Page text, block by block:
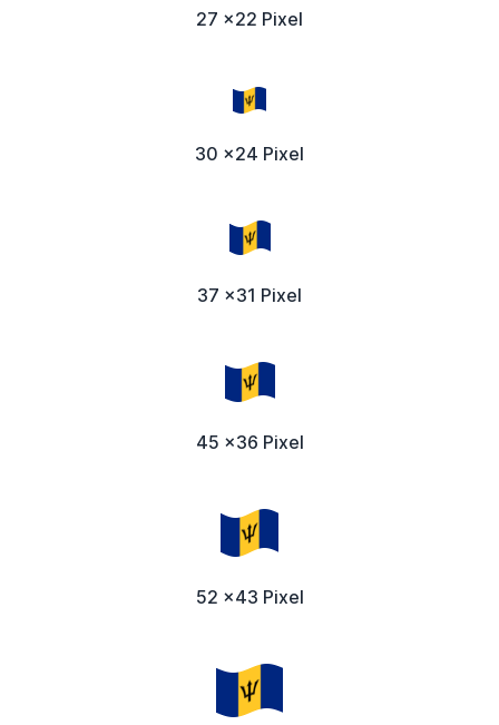
27 x22 Pixel
30 x24 Pixel
37 x31 Pixel
45 x36 Pixel
52 x43 Pixel